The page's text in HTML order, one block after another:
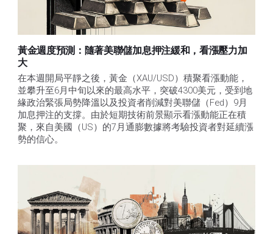
黃金週度預測：隨著美聯儲加息押注緩和，看漲壓力加
大
在本週開局平靜之後，黃金（XAU/USD）積聚看漲動能，
並攀升至6月中旬以來的最高水平，突破4300美元，受到地
緣政治緊張局勢降溫以及投資者削減對美聯儲（Fed）9月
加息押注的支撐。由於短期技術前景顯示看漲動能正在積
聚，來自美國（US）的7月通膨數據將考驗投資者對延續漲
勢的信心。